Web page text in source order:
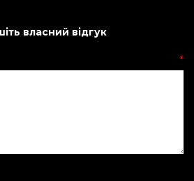
власний відгук
*